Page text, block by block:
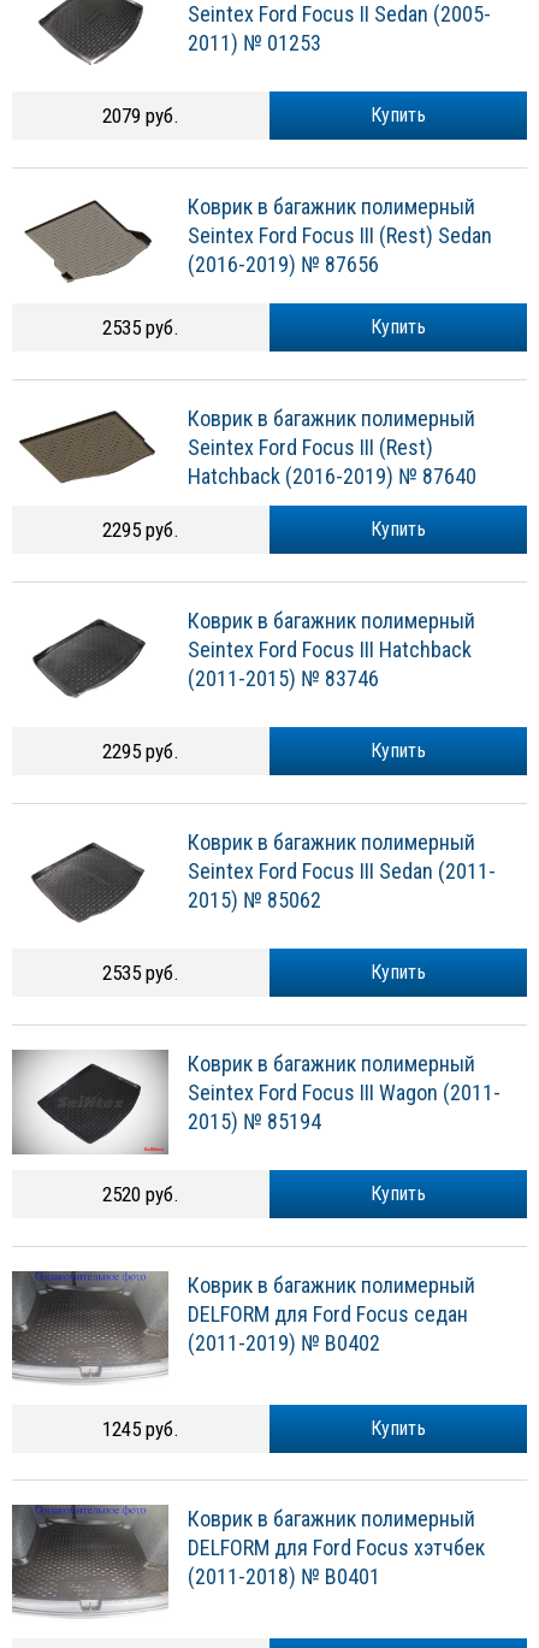
Seintex Ford Focus II Sedan (2005-
2011) № 01253
Купить
2079 руб.
Коврик в багажник полимерный
Seintex Ford Focus III (Rest) Sedan
(2016-2019) № 87656
Купить
2535 руб.
Коврик в багажник полимерный
Seintex Ford Focus III (Rest)
Hatchback (2016-2019) № 87640
Купить
2295 руб.
Коврик в багажник полимерный
Seintex Ford Focus III Hatchback
(2011-2015) № 83746
Купить
2295 руб.
Коврик в багажник полимерный
Seintex Ford Focus III Sedan (2011-
2015) № 85062
Купить
2535 руб.
Коврик в багажник полимерный
Seintex Ford Focus III Wagon (2011-
2015) № 85194
Купить
2520 руб.
Коврик в багажник полимерный
DELFORM для Ford Focus седан
(2011-2019) № B0402
Купить
1245 руб.
Коврик в багажник полимерный
DELFORM для Ford Focus хэтчбек
(2011-2018) № B0401